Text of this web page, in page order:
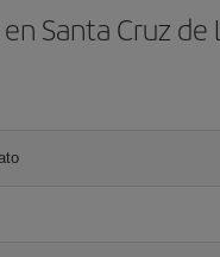
Santa Cruz de